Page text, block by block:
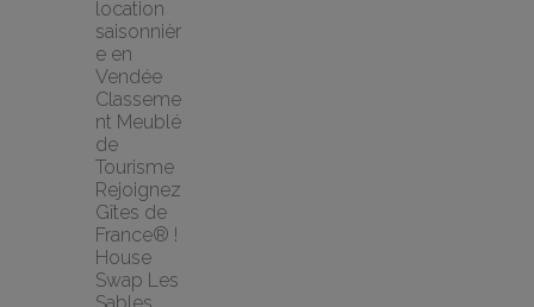
location
saisonnièr
e en
Vendée
Classeme
nt Meublé
de
Tourisme
Rejoignez
Gîtes de
France® !
House
Swap Les